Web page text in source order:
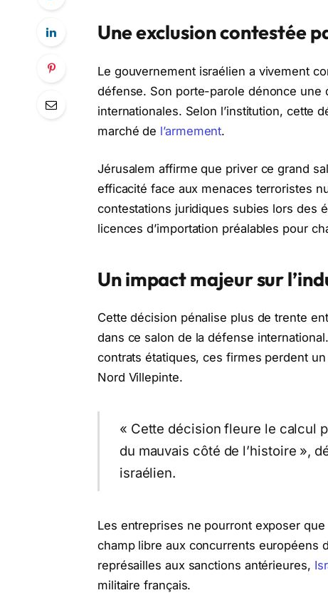
Une exclusion contestée
Le gouvernement israélien a vivement
défense. Son porte-parole dénonce
internationales. Selon l’institution, cette
marché de l’armement.
Jérusalem affirme que priver ce grand
efficacité face aux menaces terroristes
contestations juridiques subies lors des
licences d’importation préalables pour
Un impact majeur sur
Cette décision pénalise plus de trente
dans ce salon de la défense
contrats étatiques, ces firmes perdent
Nord Villepinte.
« Cette décision fleure le calcul
du mauvais côté de l’histoire »,
israélien.
Les entreprises ne pourront exposer
champ libre aux concurrents européens
représailles aux sanctions antérieures,
militaire français.